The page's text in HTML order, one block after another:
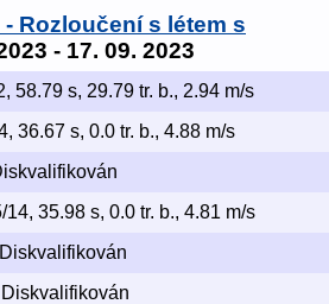
Rozloučení s létem s
- 17. 09. 2023
58.79 s, 29.79 tr. b., 2.94 m/s
36.67 s, 0.0 tr. b., 4.88 m/s
14, 35.98 s, 0.0 tr. b., 4.81 m/s
Diskvalifikován